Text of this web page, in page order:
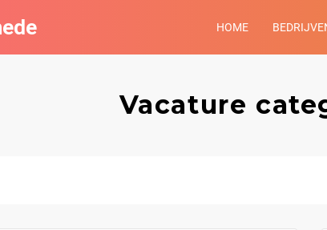
HOME
Vacature